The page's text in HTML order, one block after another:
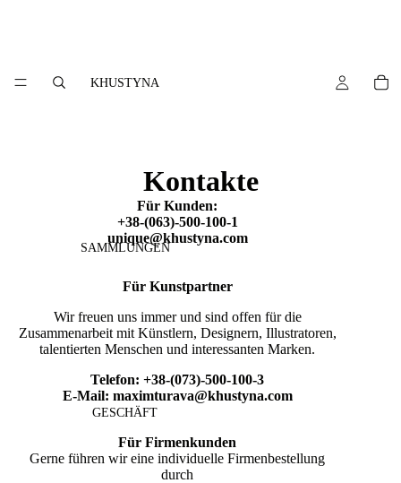
KHUSTYNA
SAMMLUNGEN
GESCHÄFT
Kontakte
Für Kunden:
+38-(063)-500-100-1
unique@khustyna.com
Für Kunstpartner
Wir freuen uns immer und sind offen für die
Zusammenarbeit mit Künstlern, Designern, Illustratoren,
talentierten Menschen und interessanten Marken.
Telefon: +38-(073)-500-100-3
E-Mail: maximturava@khustyna.com
Für Firmenkunden
Gerne führen wir eine individuelle Firmenbestellung
durch